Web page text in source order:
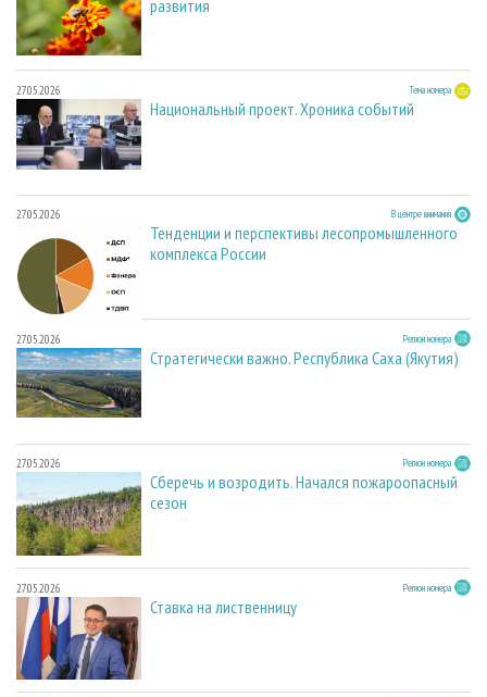
развития
27.05.2026 Тема номера
Национальный проект. Хроника событий
27.05.2026 В центре внимания
Тенденции и перспективы лесопромышленного
комплекса России
27.05.2026 Регион номера
Стратегически важно. Республика Саха (Якутия)
27.05.2026 Регион номера
Сберечь и возродить. Начался пожароопасный
сезон
27.05.2026 Регион номера
Ставка на лиственницу